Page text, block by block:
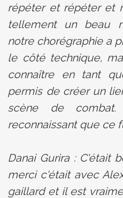
répéter et répéter et
tellement un beau
notre chorégraphie a
le côté technique,
connaître en tant
permis de créer un
scène de
reconnaissant que ce
Danai Gurira : C'était
merci c'était avec
gaillard et il est